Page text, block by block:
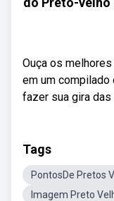
Ouça os
em um compilado
fazer sua gira das
Tags
PontosDe Pretos
Imagem Preto